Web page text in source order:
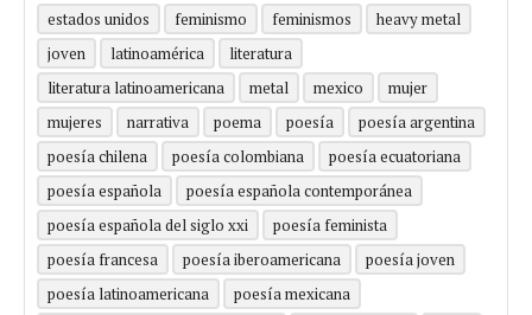
estados unidos
feminismo feminismos
heavy metal
joven
latinoamérica
literatura
literatura latinoamericana
metal mexico
mujer
mujeres
narrativa poema poesía
poesía argentina
poesía chilena
poesía colombiana
poesía ecuatoriana
poesía española
poesía española contemporánea
poesía española del siglo xxi
poesía feminista
poesía francesa
poesía iberoamericana
poesía joven
poesía latinoamericana
poesía mexicana